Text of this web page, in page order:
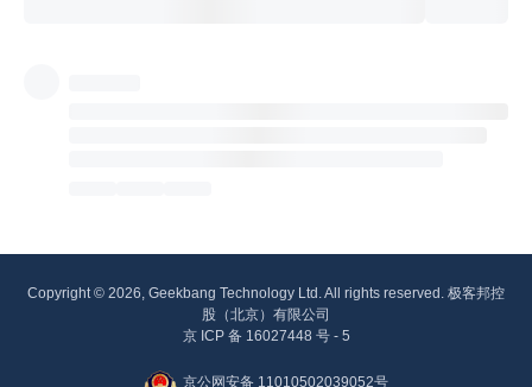
Copyright © 2026, Geekbang Technology Ltd. All rights reserved. 极客邦控
股（北京）有限公司
京 ICP 备 16027448 号 - 5
京公网安备 11010502039052号